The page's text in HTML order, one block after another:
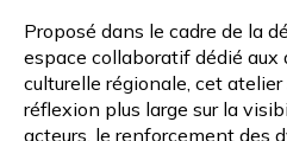
Proposé dans le cadre de la
espace collaboratif dédié aux
culturelle régionale, cet atelier
réflexion plus large sur la
acteurs, le renforcement des